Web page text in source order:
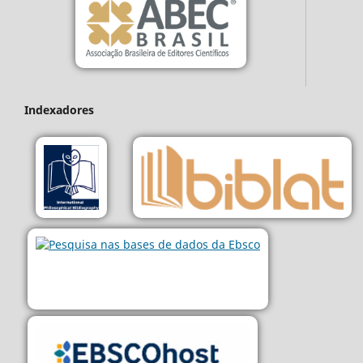
Indexadores